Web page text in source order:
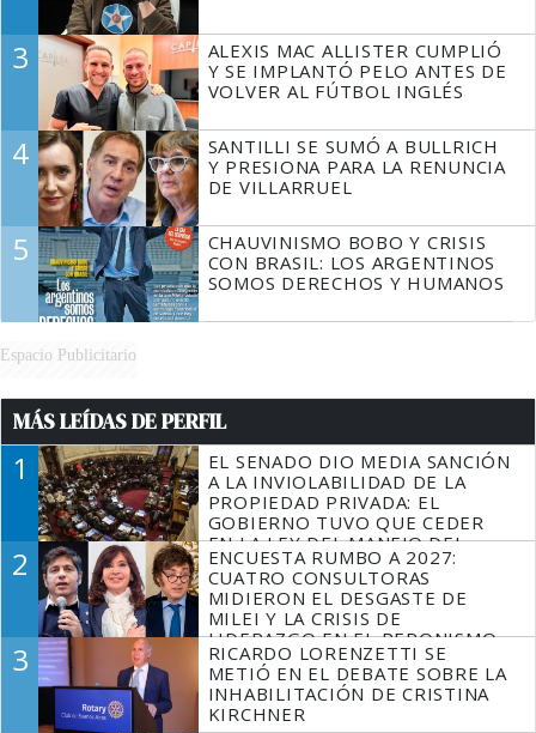
3
ALEXIS MAC ALLISTER CUMPLIÓ
Y SE IMPLANTÓ PELO ANTES DE
VOLVER AL FÚTBOL INGLÉS
4
SANTILLI SE SUMÓ A BULLRICH
Y PRESIONA PARA LA RENUNCIA
DE VILLARRUEL
5
CHAUVINISMO BOBO Y CRISIS
CON BRASIL: LOS ARGENTINOS
SOMOS DERECHOS Y HUMANOS
Espacio Publicitario
MÁS LEÍDAS DE PERFIL
1
EL SENADO DIO MEDIA SANCIÓN
A LA INVIOLABILIDAD DE LA
PROPIEDAD PRIVADA: EL
GOBIERNO TUVO QUE CEDER
EN LA LEY DEL MANEJO DEL
FUEGO
2
ENCUESTA RUMBO A 2027:
CUATRO CONSULTORAS
MIDIERON EL DESGASTE DE
MILEI Y LA CRISIS DE
LIDERAZGO EN EL PERONISMO
3
RICARDO LORENZETTI SE
METIÓ EN EL DEBATE SOBRE LA
INHABILITACIÓN DE CRISTINA
KIRCHNER